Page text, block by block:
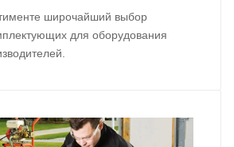
широчайший выбор
для оборудования